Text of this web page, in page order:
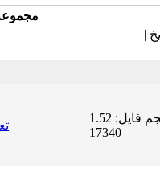
|
حجم فایل: 1.52 MB | دریافت ها:
17340